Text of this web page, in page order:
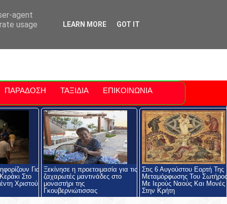
Polis
ΠΑΡΑΔΟΣΗ ΤΑΞΙΔΙΑ ΕΠΙΚΟΙΝΩΝΙΑ
Για
Στο
Χριστού
Ξεκίνησε η προετοιμασία για τις
ζαχαρωτές μαντινάδες στο
μοναστήρι της
Γκουβερνιώτισσας
Στις 6 Αυγούστου Εορτή Της
Μεταμόρφωσης Του Σωτήρος
Με Ιερούς Ναούς Και Μονές
Στην Κρήτη
agent
usage
LEARN MORE GOT IT